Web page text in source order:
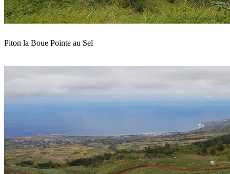
Piton la Boue Pointe au Sel